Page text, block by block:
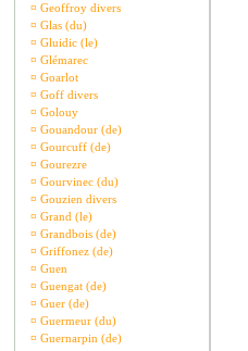
¤ Geoffroy divers
¤ Glas (du)
¤ Gluidic (le)
¤ Glémarec
¤ Goarlot
¤ Goff divers
¤ Golouy
¤ Gouandour (de)
¤ Gourcuff (de)
¤ Gourezre
¤ Gourvinec (du)
¤ Gouzien divers
¤ Grand (le)
¤ Grandbois (de)
¤ Griffonez (de)
¤ Guen
¤ Guengat (de)
¤ Guer (de)
¤ Guermeur (du)
¤ Guernarpin (de)